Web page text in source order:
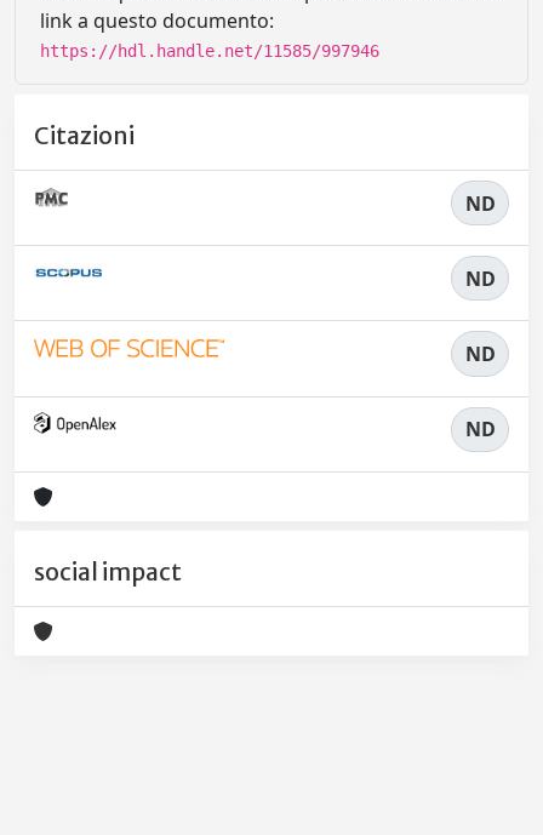
link a questo documento:
https://hdl.handle.net/11585/997946
Citazioni
ND
ND
ND
ND
social impact